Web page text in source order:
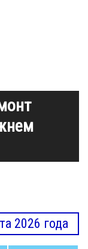
2026 года